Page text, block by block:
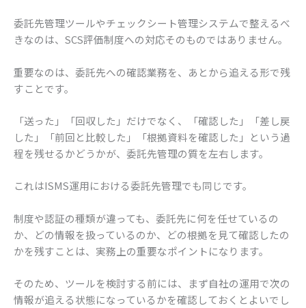
委託先管理ツールやチェックシート管理システムで整えるべ
きなのは、SCS評価制度への対応そのものではありません。
重要なのは、委託先への確認業務を、あとから追える形で残
すことです。
「送った」「回収した」だけでなく、「確認した」「差し戻
した」「前回と比較した」「根拠資料を確認した」という過
程を残せるかどうかが、委託先管理の質を左右します。
これはISMS運用における委託先管理でも同じです。
制度や認証の種類が違っても、委託先に何を任せているの
か、どの情報を扱っているのか、どの根拠を見て確認したの
かを残すことは、実務上の重要なポイントになります。
そのため、ツールを検討する前には、まず自社の運用で次の
情報が追える状態になっているかを確認しておくとよいでし